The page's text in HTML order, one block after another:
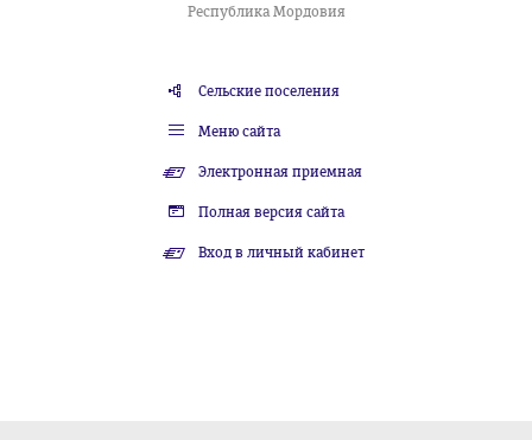
Республика Мордовия
Сельские поселения
Меню сайта
Электронная приемная
Полная версия сайта
Вход в личный кабинет